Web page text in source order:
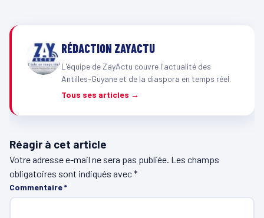
RÉDACTION ZAYACTU
L'équipe de ZayActu couvre l'actualité des
Antilles-Guyane et de la diaspora en temps réel.
Tous ses articles →
Réagir à cet article
Votre adresse e-mail ne sera pas publiée. Les champs
obligatoires sont indiqués avec*
Commentaire*